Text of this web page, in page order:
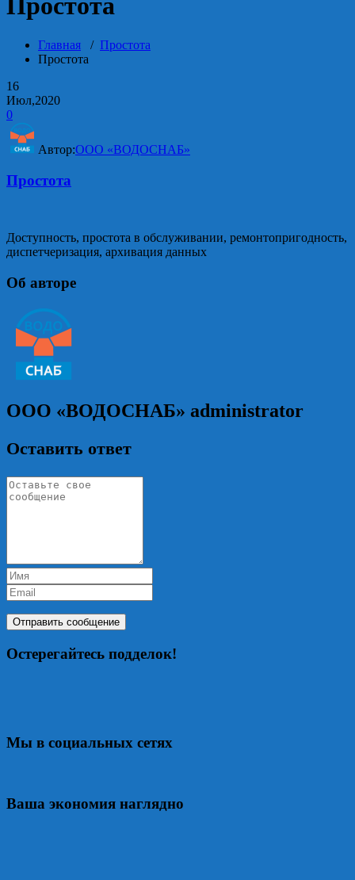
Простота
Главная / Простота
Простота
16
Июл,2020
0
Автор:ООО «ВОДОСНАБ»
Простота
Доступность, простота в обслуживании, ремонтопригодность,
диспетчеризация, архивация данных
Об авторе
ООО «ВОДОСНАБ» administrator
Оставить ответ
Остерегайтесь подделок!
Мы в социальных сетях
Ваша экономия наглядно